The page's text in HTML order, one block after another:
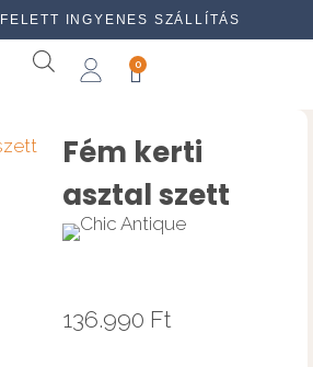
FELETT INGYENES SZÁLLÍTÁS
0
Fém kerti
asztal szett
136.990 Ft